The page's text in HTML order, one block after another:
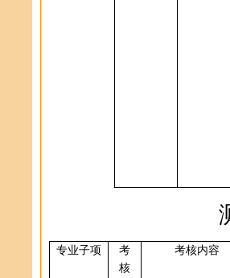
专业子项
考
核
考核内容